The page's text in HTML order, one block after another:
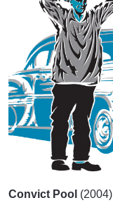
Convict Pool (2004)